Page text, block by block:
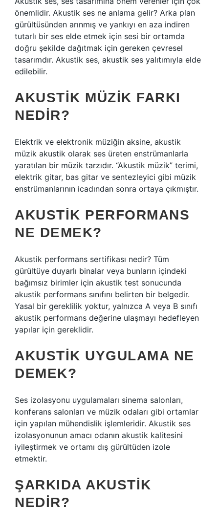
önemlidir. Akustik ses ne anlama gelir? Arka plan
gürültüsünden arınmış ve yankıyı en aza indiren
tutarlı bir ses elde etmek için sesi bir ortamda
doğru şekilde dağıtmak için gereken çevresel
tasarımdır. Akustik ses, akustik ses yalıtımıyla elde
edilebilir.
AKUSTIK MÜZIK FARKI
NEDIR?
Elektrik ve elektronik müziğin aksine, akustik
müzik akustik olarak ses üreten enstrümanlarla
yaratılan bir müzik tarzıdır. “Akustik müzik” terimi,
elektrik gitar, bas gitar ve sentezleyici gibi müzik
enstrümanlarının icadından sonra ortaya çıkmıştır.
AKUSTIK PERFORMANS
NE DEMEK?
Akustik performans sertifikası nedir? Tüm
gürültüye duyarlı binalar veya bunların içindeki
bağımsız birimler için akustik test sonucunda
akustik performans sınıfını belirten bir belgedir.
Yasal bir gereklilik yoktur, yalnızca A veya B sınıfı
akustik performans değerine ulaşmayı hedefleyen
yapılar için gereklidir.
AKUSTIK UYGULAMA NE
DEMEK?
Ses izolasyonu uygulamaları sinema salonları,
konferans salonları ve müzik odaları gibi ortamlar
için yapılan mühendislik işlemleridir. Akustik ses
izolasyonunun amacı odanın akustik kalitesini
iyileştirmek ve ortamı dış gürültüden izole
etmektir.
ŞARKIDA AKUSTIK
NEDIR?